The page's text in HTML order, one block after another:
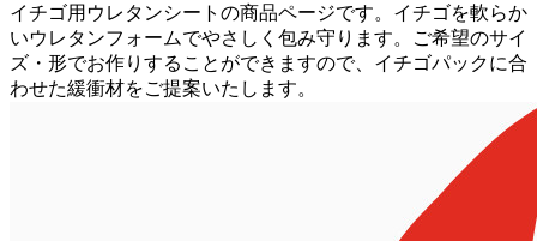
イチゴ用ウレタンシートの商品ページです。イチゴを軟らか
いウレタンフォームでやさしく包み守ります。ご希望のサイ
ズ・形でお作りすることができますので、イチゴパックに合
わせた緩衝材をご提案いたします。